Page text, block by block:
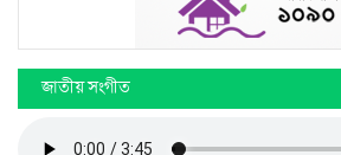
জাতীয় সংগীত